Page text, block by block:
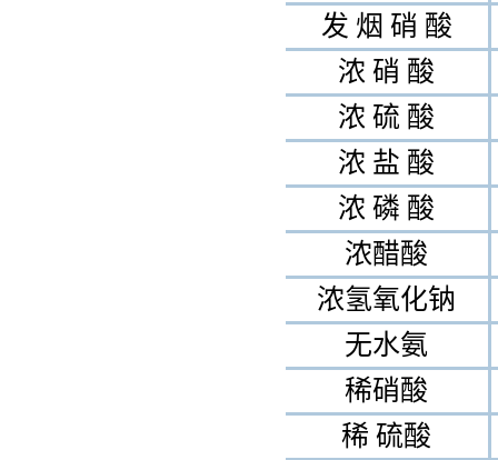
发 烟 硝 酸
浓 硝 酸
浓 硫 酸
浓 盐 酸
浓 磷 酸
浓醋酸
浓氢氧化钠
无水氨
稀硝酸
稀 硫酸